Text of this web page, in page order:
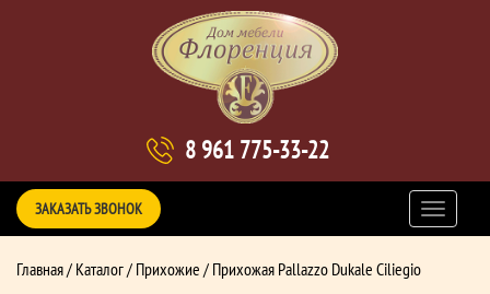
8 961 775-33-22
ЗАКАЗАТЬ ЗВОНОК
Главная/ Каталог/ Прихожие / Прихожая Pallazzo Dukale Ciliegio